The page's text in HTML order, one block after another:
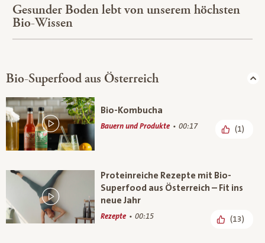
Gesunder Boden lebt von unserem höchsten
Bio-Wissen
Bio-Superfood aus Österreich
Bio-Kombucha
Bauern und Produkte 00:17 (1)
Proteinreiche Rezepte mit Bio-
Superfood aus Österreich – Fit ins
neue Jahr
Rezepte 00:15 (13)